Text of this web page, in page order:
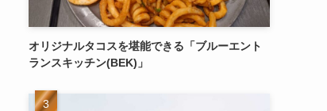
オリジナルタコスを堪能できる「ブルーエント
ランスキッチン(BEK)」